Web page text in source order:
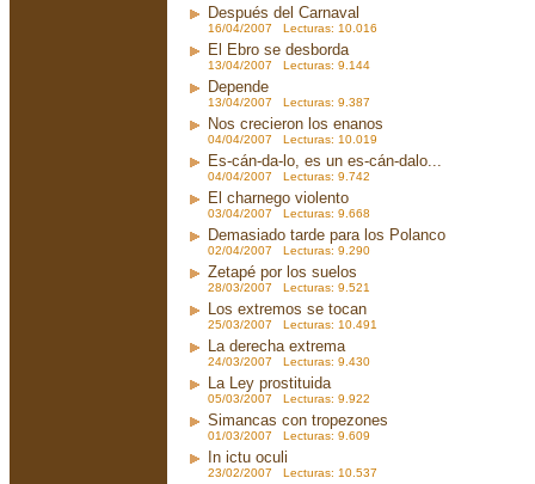
Después del Carnaval
16/04/2007 Lecturas: 10.016
El Ebro se desborda
13/04/2007 Lecturas: 9.144
Depende
13/04/2007 Lecturas: 9.387
Nos crecieron los enanos
04/04/2007 Lecturas: 10.019
Es-cán-da-lo, es un es-cán-dalo...
04/04/2007 Lecturas: 9.742
El charnego violento
03/04/2007 Lecturas: 9.668
Demasiado tarde para los Polanco
02/04/2007 Lecturas: 9.290
Zetapé por los suelos
28/03/2007 Lecturas: 9.521
Los extremos se tocan
25/03/2007 Lecturas: 10.491
La derecha extrema
24/03/2007 Lecturas: 9.430
La Ley prostituida
05/03/2007 Lecturas: 9.922
Simancas con tropezones
01/03/2007 Lecturas: 9.609
In ictu oculi
23/02/2007 Lecturas: 10.537